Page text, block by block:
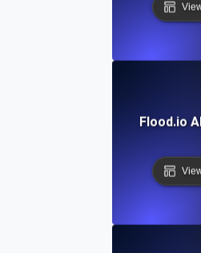
Flood.io